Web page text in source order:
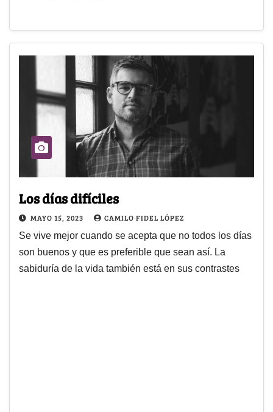
Los días difíciles
MAYO 15, 2023 CAMILO FIDEL LÓPEZ
Se vive mejor cuando se acepta que no todos los días
son buenos y que es preferible que sean así. La
sabiduría de la vida también está en sus contrastes